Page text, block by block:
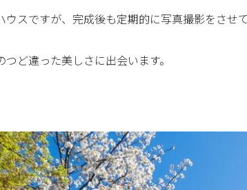
スですが、完成後も定期的に写真撮影をさせ
ど違った美しさに出会います。